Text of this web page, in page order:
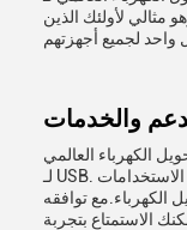
مثالي لأولئك الذين
الكهرباء العالمي
لـ USB. تم تصميم منتجنا ليكون حلًا شحنًا متعدد الاستخدامات
الكهرباء.مع توافقه
الاستمتاع بتجربة